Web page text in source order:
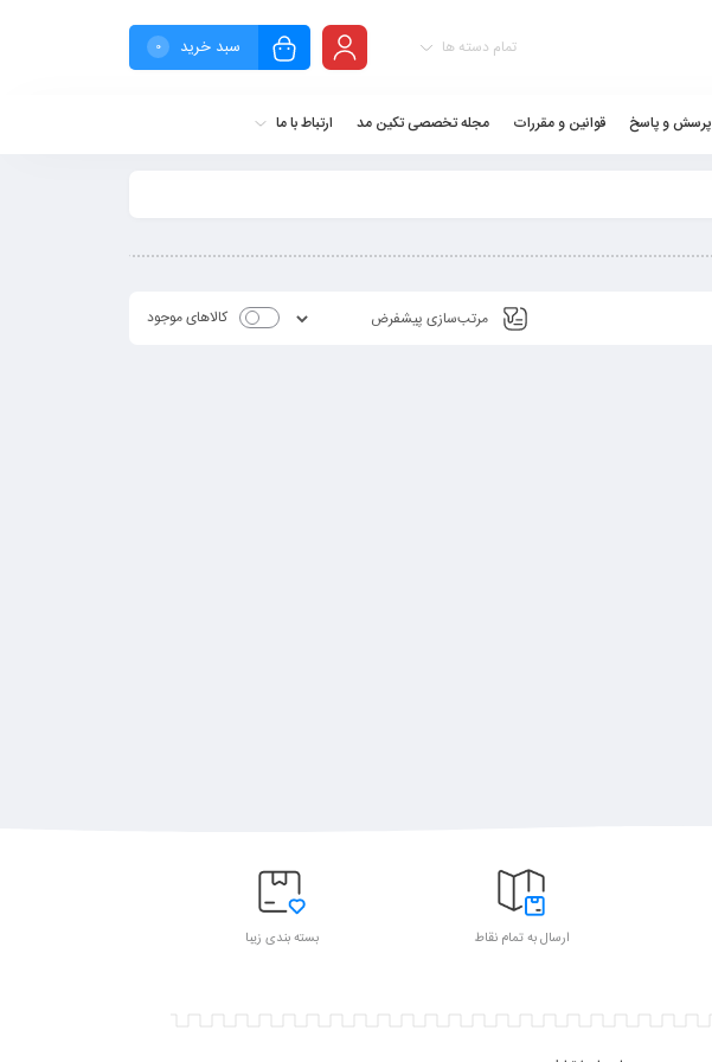
سبد خرید 0 تمام دسته ها
پرسش و پاسخ قوانین و مقررات مجله تخصصی تکین مد ارتباط با ما
کالاهای موجود
ارسال به تمام نقاط بسته بندی زیبا